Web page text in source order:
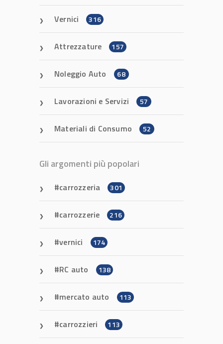
Vernici 316
Attrezzature 157
Noleggio Auto 68
Lavorazioni e Servizi 57
Materiali di Consumo 52
Gli argomenti più popolari
carrozzeria 301
carrozzerie 216
vernici 174
RC auto 138
mercato auto 113
carrozzieri 113